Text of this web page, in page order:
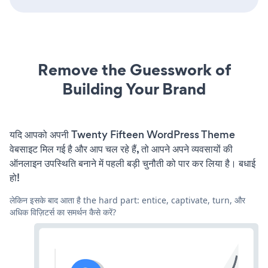
Remove the Guesswork of
Building Your Brand
यदि आपको अपनी Twenty Fifteen WordPress Theme
वेबसाइट मिल गई है और आप चल रहे हैं, तो आपने अपने व्यवसायों की
ऑनलाइन उपस्थिति बनाने में पहली बड़ी चुनौती को पार कर लिया है। बधाई
हो!
लेकिन इसके बाद आता है the hard part: entice, captivate, turn, और
अधिक विज़िटर्स का समर्थन कैसे करें?